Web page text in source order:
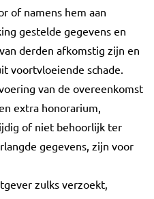
of namens hem aan
gestelde gegevens en
derden afkomstig zijn en
voortvloeiende schade.
van de overeenkomst
extra honorarium,
of niet behoorlijk ter
gegevens, zijn voor
zulks verzoekt,